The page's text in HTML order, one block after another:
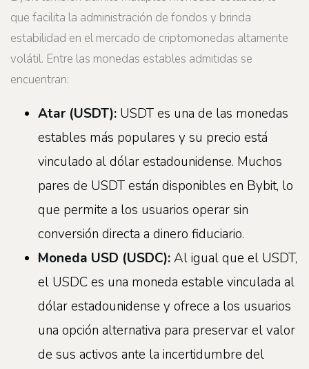
que facilita la administración de fondos y brinda
estabilidad en el mercado de criptomonedas altamente
volátil. Entre las monedas estables admitidas se
encuentran:
Atar (USDT): USDT es una de las monedas
estables más populares y su precio está
vinculado al dólar estadounidense. Muchos
pares de USDT están disponibles en Bybit, lo
que permite a los usuarios operar sin
conversión directa a dinero fiduciario.
Moneda USD (USDC):Al igual que el USDT,
el USDC es una moneda estable vinculada al
dólar estadounidense y ofrece a los usuarios
una opción alternativa para preservar el valor
de sus activos ante la incertidumbre del